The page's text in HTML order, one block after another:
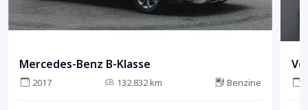
Mercedes-Benz B-Klasse
2017 132.832 km Benzine